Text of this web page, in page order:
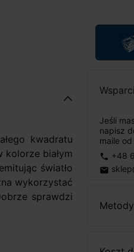
Jeśli
napisz
maile
phone +48
email
kwadratu
białym
światło
wykorzystać
sprawdzi